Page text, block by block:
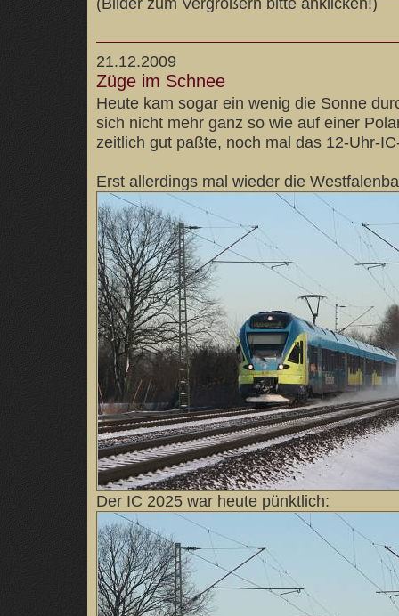
21.12.2009
Züge im Schnee
Heute kam sogar ein wenig die Sonne
sich nicht mehr ganz so wie auf einer
zeitlich gut paßte, noch mal das 12-Uhr-
Erst allerdings mal wieder die
Der IC 2025 war heute pünktlich: